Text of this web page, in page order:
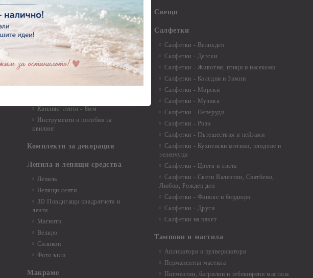
пожелания и албуми
Изрязани елементи и
Стикери
Квилинг
Квилинг ленти - 3мм - 35см.
Квилинг ленти - 8мм
Инструменти и пособия за
квилинг
Комплекти за декорация
Лепила и лепящи средства
Лепила
Лепящи ленти
3D Повдигащи квадратчета и
ленти
Магнити
Велкро
Силикон
Фото ъгли
Макраме
Свещи
Салфетки
Салфетки - Великден
Салфетки - Детски
Салфетки - Животни, птици и насекоми
Салфетки - Коледни и Зимни
Салфетки - Морски
Салфетки - Музика
Салфетки - Пеперуди
Салфетки - Рози
Салфетки - Пътешествия и пейзажи
Салфетки - Кухненски мотиви, плодове и
зеленчуци
Салфетки - Цветя и листа
Салфетки - Свети Валентин, Сватбени,
Любов, Рожден ден
Салфетки - Фонове и бордюри
Салфетки - Други
Салфетки на пакет
Тампони и мастила
Апликатори и пулверизатори
Перманентни мастила
Пигментни, багрилни и тебеширени мастила